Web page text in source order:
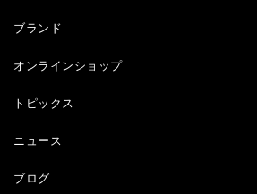
ブランド
オンラインショップ
トピックス
ニュース
ブログ